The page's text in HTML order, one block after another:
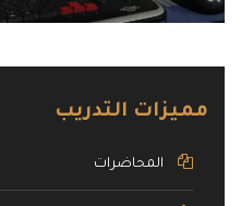
مميزات التدريب
المحاضرات